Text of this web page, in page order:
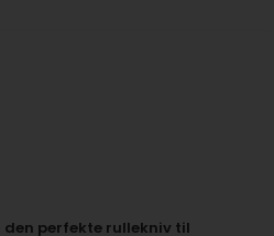
perfekte rullekniv til